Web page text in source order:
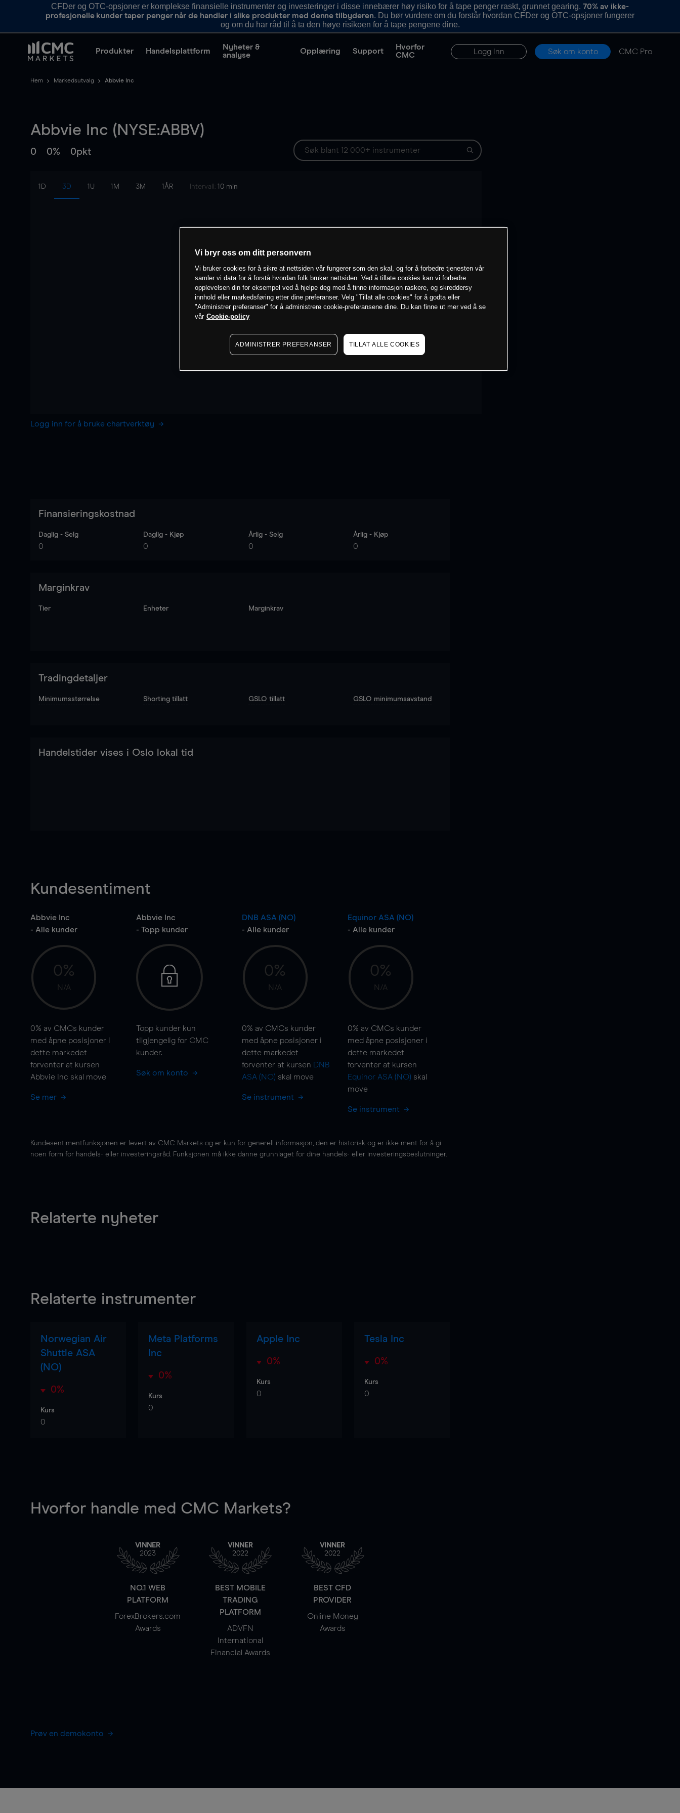
CFDer og OTC-opsjoner er komplekse finansielle instrumenter og investeringer i disse innebærer høy risiko for å tape penger raskt, grunnet gearing.70% av ikke-
profesjonelle kunder taper penger når de handler i slike produkter med denne tilbyderen. Du bør vurdere om du forstår hvordan CFDer og OTC-opsjoner fungerer
og om du har råd til å ta den høye risikoen for å tape pengene dine.
Produkter Handelsplattform
Nyheter &
analyse
Opplæring Support
Hvorfor
CMC
Logg inn Søk om konto CMC Pro
Hem Markedsutvalg Abbvie Inc
Abbvie Inc (NYSE:ABBV)
0 0% 0pkt
1D 3D 1U 1M 3M 1ÅR Intervall: 10 min
Logg inn for å bruke chartverktøy
Finansieringskostnad
Daglig - Selg
0
Daglig - Kjøp
0
Årlig - Selg
0
Årlig - Kjøp
0
Marginkrav
Tier Enheter Marginkrav
Tradingdetaljer
Minimumsstørrelse Shorting tillatt GSLO tillatt GSLO minimumsavstand
Handelstider vises i Oslo lokal tid
Kundesentiment
Abbvie Inc
- Alle kunder
0%
N/A
0% av CMCs kunder
med åpne posisjoner i
dette markedet
forventer at kursen
Abbvie Inc skal move
Se mer
Abbvie Inc
- Topp kunder
Topp kunder kun
tilgjengelig for CMC
kunder.
Søk om konto
DNB ASA (NO)
- Alle kunder
0%
N/A
0% av CMCs kunder
med åpne posisjoner i
dette markedet
forventer at kursen DNB
ASA (NO) skal move
Se instrument
Equinor ASA (NO)
- Alle kunder
0%
N/A
0% av CMCs kunder
med åpne posisjoner i
dette markedet
forventer at kursen
Equinor ASA (NO) skal
move
Se instrument
Kundesentimentfunksjonen er levert av CMC Markets og er kun for generell informasjon, den er historisk og er ikke ment for å gi
noen form for handels- eller investeringsråd. Funksjonen må ikke danne grunnlaget for dine handels- eller investeringsbeslutninger.
Relaterte nyheter
Relaterte instrumenter
Norwegian Air
Shuttle ASA
(NO)
0%
Kurs
0
Meta Platforms
Inc
0%
Kurs
0
Apple Inc
0%
Kurs
0
Tesla Inc
0%
Kurs
0
Hvorfor handle med CMC Markets?
VINNER
2023
NO.1 WEB
PLATFORM
ForexBrokers.com
Awards
VINNER
2022
BEST MOBILE
TRADING
PLATFORM
ADVFN
International
Financial Awards
VINNER
2022
BEST CFD
PROVIDER
Online Money
Awards
Prøv en demokonto
Vi bryr oss om ditt personvern
Vi bruker cookies for å sikre at nettsiden vår fungerer som den skal, og for å forbedre tjenesten vår
samler vi data for å forstå hvordan folk bruker nettsiden. Ved å tillate cookies kan vi forbedre
opplevelsen din for eksempel ved å hjelpe deg med å finne informasjon raskere, og skreddersy
innhold eller markedsføring etter dine preferanser. Velg "Tillat alle cookies" for å godta eller
"Administrer preferanser" for å administrere cookie-preferansene dine. Du kan finne ut mer ved å se
vår Cookie-policy
ADMINISTRER PREFERANSER TILLAT ALLE COOKIES